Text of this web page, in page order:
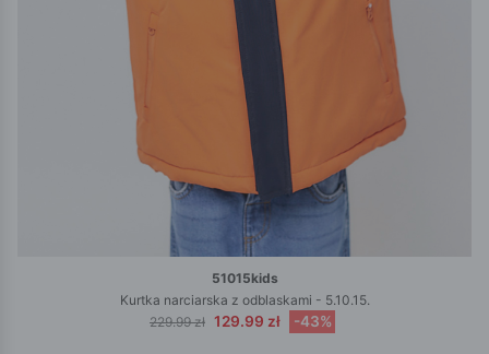
51015kids
Kurtka narciarska z odblaskami - 5.10.15.
229.99 zł 129.99 zł -43%